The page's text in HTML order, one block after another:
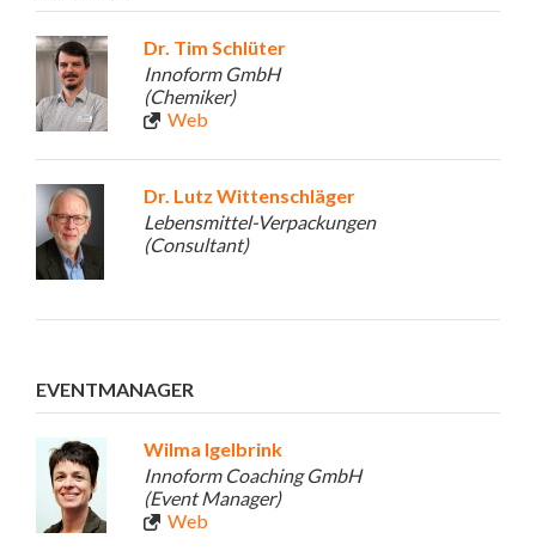
Dr. Tim Schlüter
Innoform GmbH
(Chemiker)
Web
Dr. Lutz Wittenschläger
Lebensmittel-Verpackungen
(Consultant)
EVENTMANAGER
Wilma Igelbrink
Innoform Coaching GmbH
(Event Manager)
Web